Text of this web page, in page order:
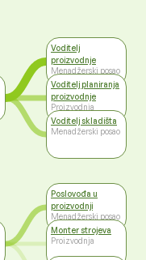
Voditelj
proizvodnje
Menadžerski posao
Voditelj planiranja
proizvodnje
Proizvodnja
Voditelj skladišta
Menadžerski posao
Poslovođa u
proizvodnji
Menadžerski posao
Monter strojeva
Proizvodnja